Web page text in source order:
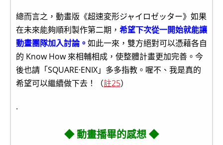
總而言之，動畫版《超速変形ジャイロゼッター》如果
在未來能夠順利製作第二期， 希望下次從一開始就能讓
動畫團隊加入討論。 如此一來，雙方絕對可以憑藉各自
的 Know How 來相輔相成，使整體計畫更加完善。今
後也請「SQUARE·ENIX」多多指教。喔不、我是真的
希望可以繼續做下去！（註25）
.
◆ 動畫播畢的感想 ◆